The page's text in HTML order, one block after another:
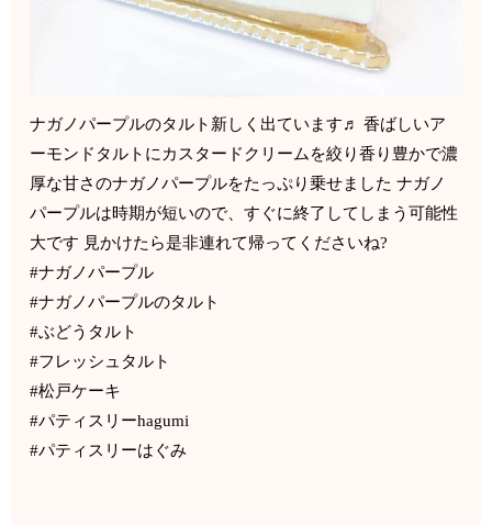
ナガノパープルのタルト新しく出ています♬ 香ばしいア
ーモンドタルトにカスタードクリームを絞り香り豊かで濃
厚な甘さのナガノパープルをたっぷり乗せました ナガノ
パープルは時期が短いので、すぐに終了してしまう可能性
大です 見かけたら是非連れて帰ってくださいね?
#ナガノパープル
#ナガノパープルのタルト
#ぶどうタルト
#フレッシュタルト
#松戸ケーキ
#パティスリーhagumi
#パティスリーはぐみ